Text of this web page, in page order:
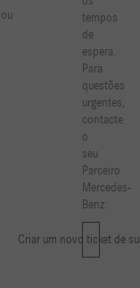
ou
tempos
de
espera.
Para
questões
urgentes,
contacte
o
seu
Parceiro
Mercedes-
Benz.
Criar um novo ticket de